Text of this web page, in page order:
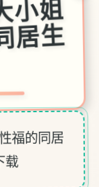
小姐
居生
福的同居
载